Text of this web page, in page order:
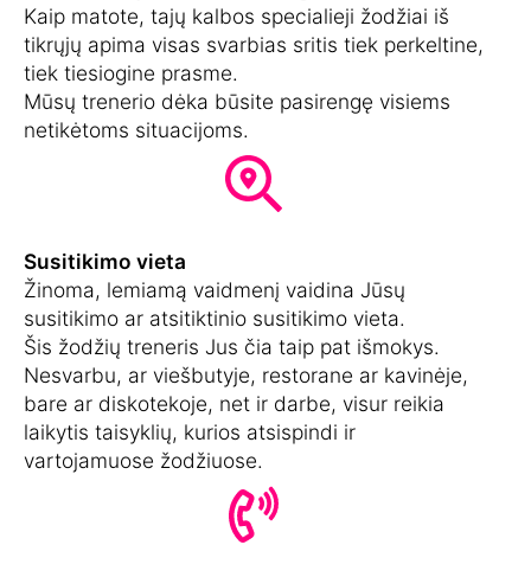
Kaip matote, tajų kalbos specialieji žodžiai iš
tikrųjų apima visas svarbias sritis tiek perkeltine,
tiek tiesiogine prasme.
Mūsų trenerio dėka būsite pasirengę visiems
netikėtoms situacijoms.
Susitikimo vieta
Žinoma, lemiamą vaidmenį vaidina Jūsų
susitikimo ar atsitiktinio susitikimo vieta.
Šis žodžių treneris Jus čia taip pat išmokys.
Nesvarbu, ar viešbutyje, restorane ar kavinėje,
bare ar diskotekoje, net ir darbe, visur reikia
laikytis taisyklių, kurios atsispindi ir
vartojamuose žodžiuose.